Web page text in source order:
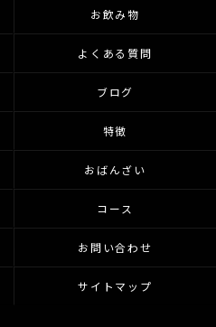
お飲み物
よくある質問
ブログ
特徴
おばんざい
コース
お問い合わせ
サイトマップ